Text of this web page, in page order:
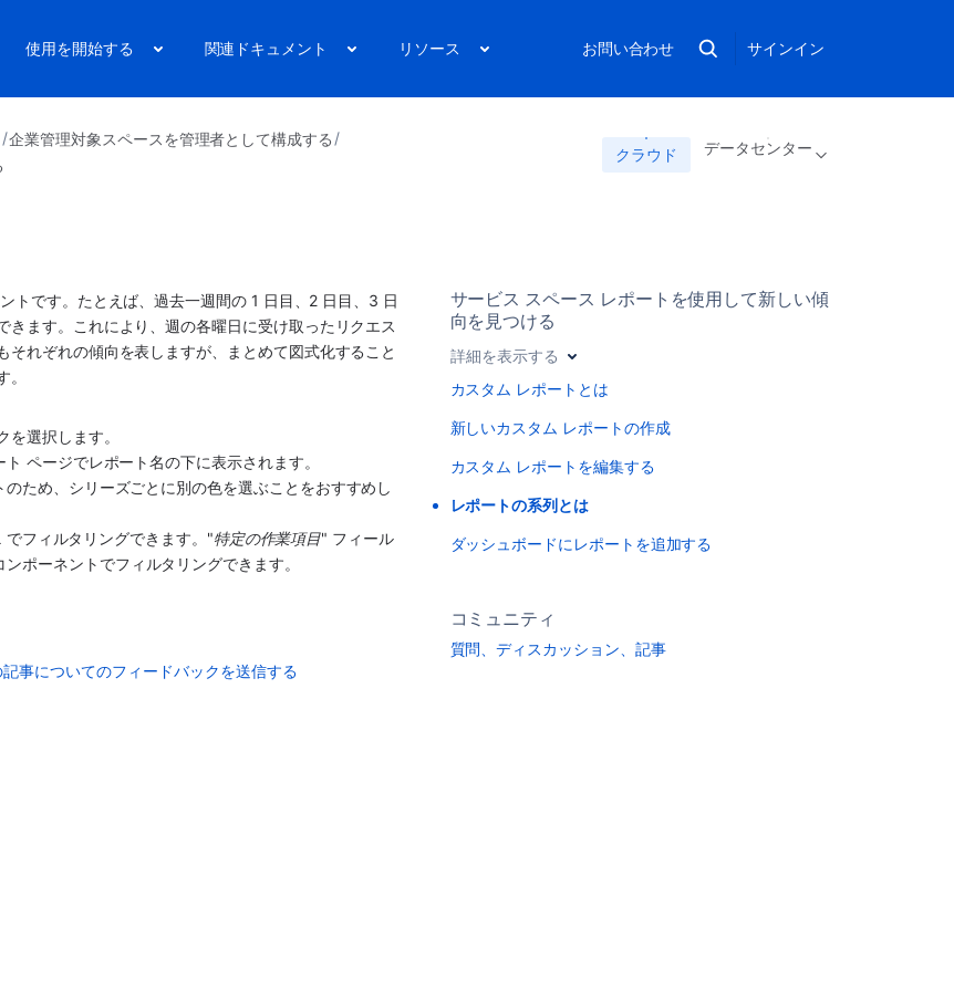
使用を開始する 関連ドキュメント リソース お問い合わせ サインイン
企業管理対象スペースを管理者として構成する
クラウド データセンター
トです。たとえば、過去一週間の 1 日目、2 日目、3 日
ます。これにより、週の各曜日に受け取ったリクエス
れぞれの傾向を表しますが、まとめて図式化すること
選択します。
ページでレポート名の下に表示されます。
ため、シリーズごとに別の色を選ぶことをおすすめし
でフィルタリングできます。"特定の作業項目" フィール
ポーネントでフィルタリングできます。
記事についてのフィードバックを送信する
サービス スペース レポートを使用して新しい傾
向を見つける
詳細を表示する
カスタム レポートとは
新しいカスタム レポートの作成
カスタム レポートを編集する
レポートの系列とは
ダッシュボードにレポートを追加する
コミュニティ
質問、ディスカッション、記事